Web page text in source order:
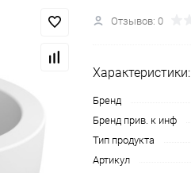
Отзывов: 0
Характеристики:
Бренд
Бренд прив. к инф
Тип продукта
Артикул